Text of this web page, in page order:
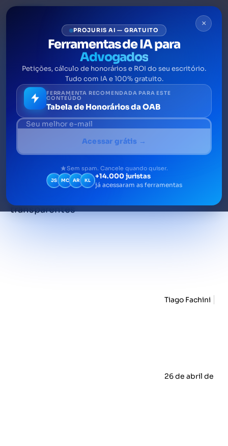
Gravação judicial de atos
processuais em
requerimento do CNJ
A gravação judicial é um direito instituído no
novo CPC que visa garantir a possibilidade
de gravação de atos processuais a fim de
evitar ou comprovar possíveis desrespeitos
transparentes
Tiago Fachini
26 de abril de
×
PROJURIS AI — GRATUITO
Ferramentas de IA para
Advogados
Petições, cálculo de honorários e ROI do seu escritório.
Tudo com IA e 100% gratuito.
FERRAMENTA RECOMENDADA PARA ESTE
CONTEÚDO
Tabela de Honorários da OAB
Acessar grátis →
Sem spam. Cancele quando quiser.
JS MC AR KL +14.000 juristas
já acessaram as ferramentas